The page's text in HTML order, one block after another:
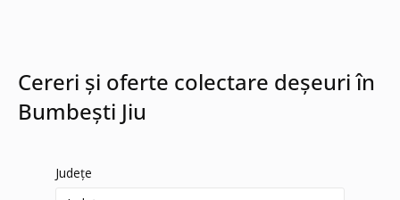
Cereri și oferte colectare deșeuri în
Bumbești Jiu
Județe